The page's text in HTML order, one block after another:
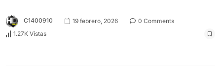
C1400910 19 febrero, 2026
0 Comments
1.27K Vistas